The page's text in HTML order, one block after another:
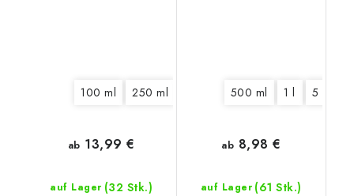
100 ml 250 ml 1 l 5 l 10 l
auf Lager (32 Stk.)
ab 13,99 €
500 ml 1 l 5 l
auf Lager (61 Stk.)
ab 8,98 €